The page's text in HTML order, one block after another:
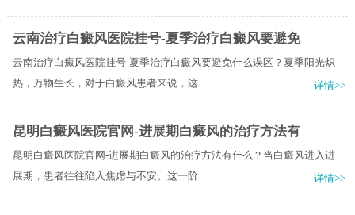
云南治疗白癜风医院挂号-夏季治疗白癜风要避免
云南治疗白癜风医院挂号-夏季治疗白癜风要避免什么误区？夏季阳光炽
热，万物生长，对于白癜风患者来说，这.....
详情>>
昆明白癜风医院官网-进展期白癜风的治疗方法有
昆明白癜风医院官网-进展期白癜风的治疗方法有什么？当白癜风进入进
展期，患者往往陷入焦虑与不安。这一阶.....
详情>>